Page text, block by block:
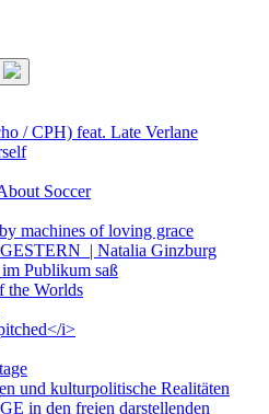
/ CPH) feat. Late Verlane
Soccer
machines of loving grace
| Natalia Ginzburg
Publikum saß
the Worlds
i>
und kulturpolitische Realitäten
in den freien darstellenden